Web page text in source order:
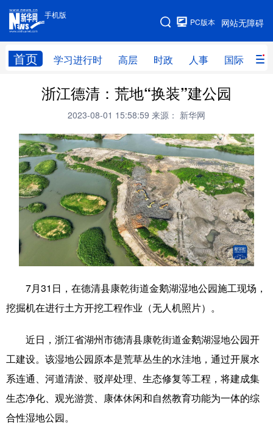
手机版
网站无障碍
PC版本
首页 学习进行时 高层 时政 人事 国际 财
手机版
网站地图
学习进行时 高层 时政 人事
财经 网评
台湾 思客智库 全球连线 教育
科技 科创 量子 体育
文化 书画 健康 军事
访谈 视频 图片 政务
中央文件 金融 汽车
学术中国 乡村振兴 银龄 溯源中国
彩票 娱乐 时尚 悦读
公益 一带一路 亚太网 上市公司
文化产业
浙江德清：荒地“换装”建公园
2023-08-01 15:58:59 来源： 新华网
7月31日，在德清县康乾街道金鹅湖湿地公园施工现场，
挖掘机在进行土方开挖工程作业（无人机照片）。
近日，浙江省湖州市德清县康乾街道金鹅湖湿地公园开
工建设。该湿地公园原本是荒草丛生的水洼地，通过开展水
系连通、河道清淤、驳岸处理、生态修复等工程，将建成集
生态净化、观光游赏、康体休闲和自然教育功能为一体的综
合性湿地公园。